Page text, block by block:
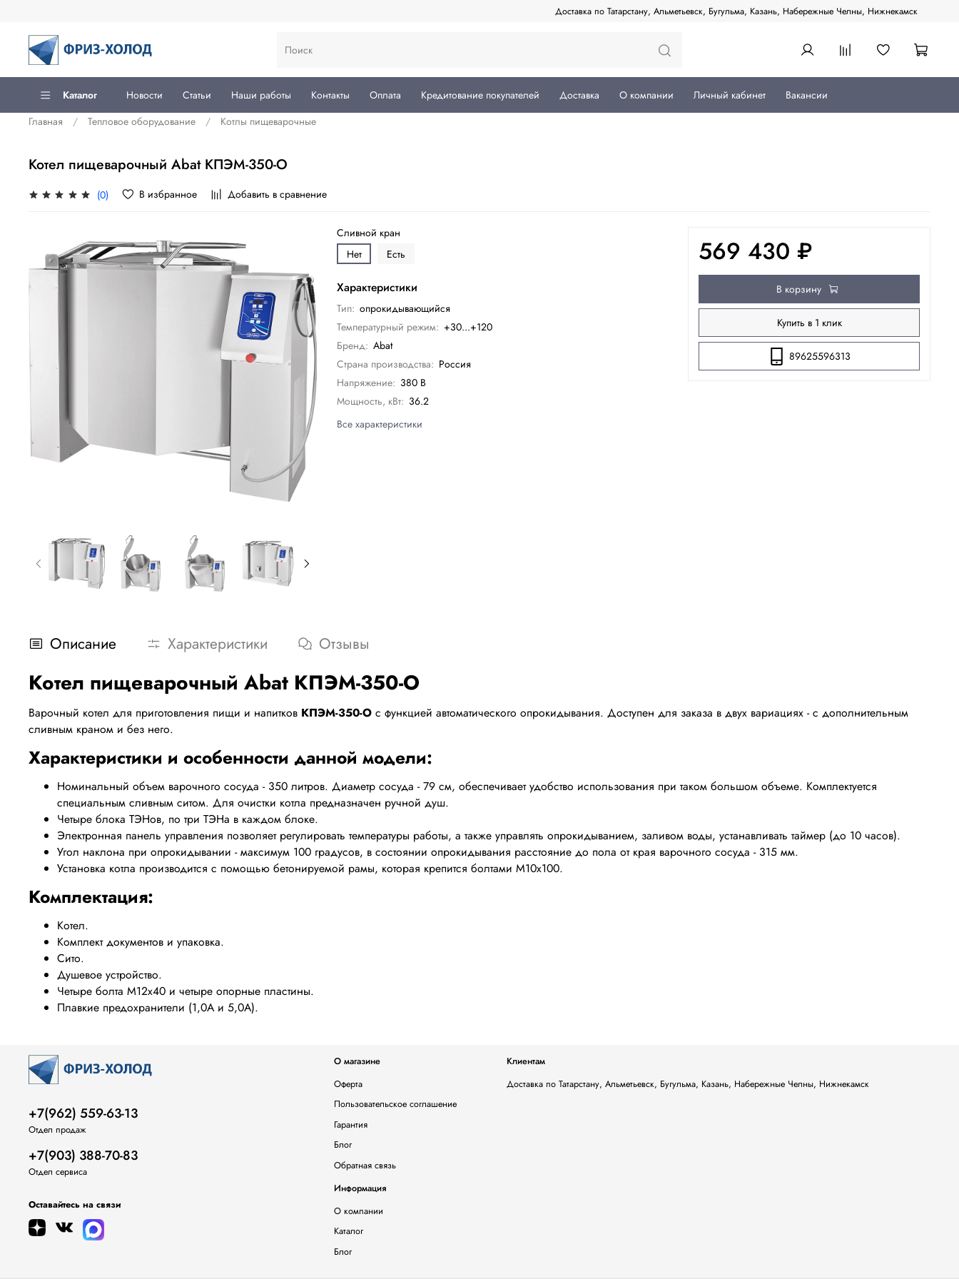
Доставка по Татарстану, Альметьевск, Бугульма, Казань, Набережные Челны, Нижнекамск
Каталог Новости Статьи Наши работы Контакты Оплата Кредитование покупателей Доставка О компании Личный кабинет
Вакансии
Главная
Тепловое оборудование Котлы пищеварочные
Котел пищеварочный Abat КПЭМ-350-О
(0) В избранное Добавить в сравнение
Сливной кран
Нет
Есть
Характеристики
Тип: опрокидывающийся
Температурный режим: +30...+120
Бренд: Abat
Страна производства: Россия
Напряжение: 380 В
Мощность, кВт: 36.2
Все характеристики
569 430 ₽
В корзину
Купить в 1 клик
89625596313
Описание Характеристики Отзывы
Котел пищеварочный Abat КПЭМ-350-О
Варочный котел для приготовления пищи и напитков КПЭМ-350-О с функцией автоматического опрокидывания. Доступен для заказа в двух вариациях - с дополнительным
сливным краном и без него.
Характеристики и особенности данной модели:
Номинальный объем варочного сосуда - 350 литров. Диаметр сосуда - 79 см, обеспечивает удобство использования при таком большом объеме. Комплектуется
специальным сливным ситом. Для очистки котла предназначен ручной душ.
Четыре блока ТЭНов, по три ТЭНа в каждом блоке.
Электронная панель управления позволяет регулировать температуры работы, а также управлять опрокидыванием, заливом воды, устанавливать таймер (до 10 часов).
Угол наклона при опрокидывании - максимум 100 градусов, в состоянии опрокидывания расстояние до пола от края варочного сосуда - 315 мм.
Установка котла производится с помощью бетонируемой рамы, которая крепится болтами М10х100.
Комплектация:
Котел.
Комплект документов и упаковка.
Сито.
Душевое устройство.
Четыре болта М12х40 и четыре опорные пластины.
Плавкие предохранители (1,0А и 5,0А).
О магазине
Оферта
Пользовательское соглашение
Гарантия
Блог
Обратная связь
Клиентам
Доставка по Татарстану, Альметьевск, Бугульма, Казань, Набережные Челны, Нижнекамск
Информация
О компании
Каталог
Блог
+7(962) 559-63-13
Отдел продаж
+7(903) 388-70-83
Отдел сервиса
Оставайтесь на связи